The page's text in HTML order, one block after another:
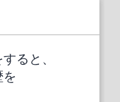
ると、